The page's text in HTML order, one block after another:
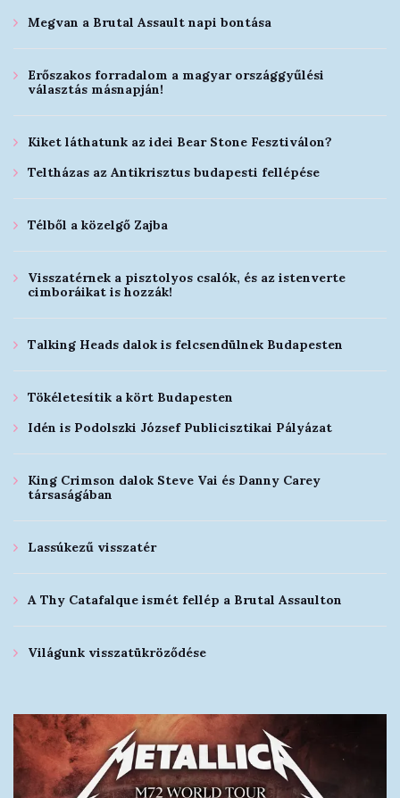
Megvan a Brutal Assault napi bontása
Erőszakos forradalom a magyar országgyűlési
választás másnapján!
Kiket láthatunk az idei Bear Stone Fesztiválon?
Teltházas az Antikrisztus budapesti fellépése
Télből a közelgő Zajba
Visszatérnek a pisztolyos csalók, és az istenverte
cimboráikat is hozzák!
Talking Heads dalok is felcsendülnek Budapesten
Tökéletesítik a kört Budapesten
Idén is Podolszki József Publicisztikai Pályázat
King Crimson dalok Steve Vai és Danny Carey
társaságában
Lassúkezű visszatér
A Thy Catafalque ismét fellép a Brutal Assaulton
Világunk visszatükröződése